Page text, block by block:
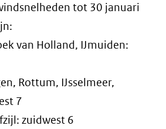
tot 30 januari
van Holland, IJmuiden:
Rottum, IJsselmeer,
7
zuidwest 6